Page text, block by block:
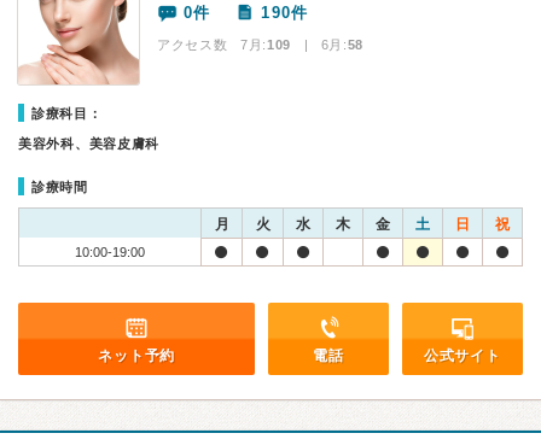
0件 190件
アクセス数 7月:109 | 6月:58
診療科目：
美容外科、美容皮膚科
診療時間
月 火 水 木 金 土 日 祝
10:00-19:00
ネット予約 電話 公式サイト